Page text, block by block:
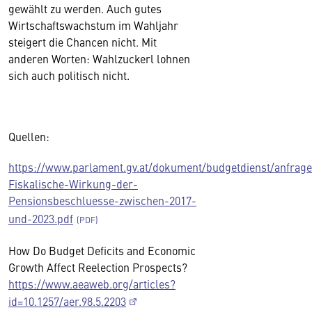
gewählt zu werden. Auch gutes
Wirtschaftswachstum im Wahljahr
steigert die Chancen nicht. Mit
anderen Worten: Wahlzuckerl lohnen
sich auch politisch nicht.
Quellen:
https://www.parlament.gv.at/dokument/budgetdienst/
Fiskalische-Wirkung-der-
Pensionsbeschluesse-zwischen-2017-
und-2023.pdf
How Do Budget Deficits and Economic
Growth Affect Reelection Prospects?
https://www.aeaweb.org/articles?
id=10.1257/aer.98.5.2203